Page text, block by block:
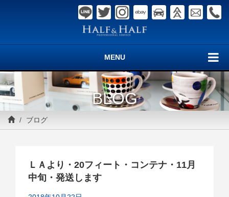
MENU
BLOG
ブログ
ＬＡより・20フィート・コンテナ・11月
中旬・発送します